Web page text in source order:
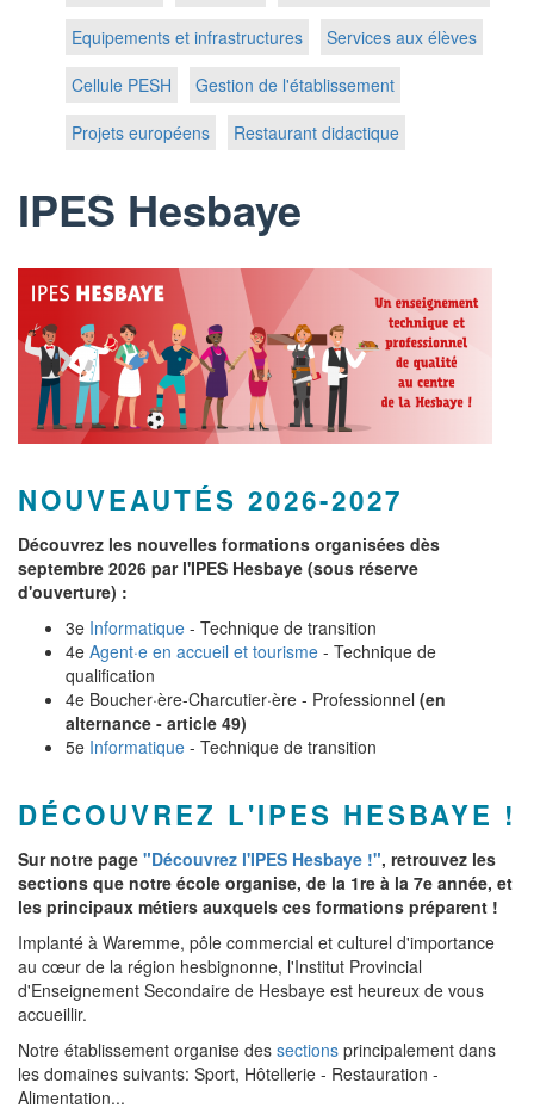
Equipements et infrastructures
Services aux élèves
Cellule PESH
Gestion de l'établissement
Projets européens
Restaurant didactique
IPES Hesbaye
NOUVEAUTÉS 2026-2027
Découvrez les nouvelles formations organisées dès
septembre 2026 par l'IPES Hesbaye (sous réserve
d'ouverture) :
3e Informatique - Technique de transition
4e Agent·e en accueil et tourisme - Technique de
qualification
4e Boucher·ère-Charcutier·ère - Professionnel (en
alternance - article 49)
5e Informatique - Technique de transition
DÉCOUVREZ L'IPES HESBAYE !
Sur notre page "Découvrez l'IPES Hesbaye !", retrouvez les
sections que notre école organise, de la 1re à la 7e année, et
les principaux métiers auxquels ces formations préparent !
Implanté à Waremme, pôle commercial et culturel d'importance
au cœur de la région hesbignonne, l'Institut Provincial
d'Enseignement Secondaire de Hesbaye est heureux de vous
accueillir.
Notre établissement organise des sections principalement dans
les domaines suivants: Sport, Hôtellerie - Restauration -
Alimentation...